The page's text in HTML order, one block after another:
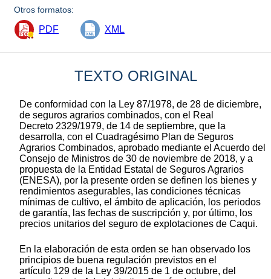
Otros formatos:
PDF XML
TEXTO ORIGINAL
De conformidad con la Ley 87/1978, de 28 de diciembre,
de seguros agrarios combinados, con el Real
Decreto 2329/1979, de 14 de septiembre, que la
desarrolla, con el Cuadragésimo Plan de Seguros
Agrarios Combinados, aprobado mediante el Acuerdo del
Consejo de Ministros de 30 de noviembre de 2018, y a
propuesta de la Entidad Estatal de Seguros Agrarios
(ENESA), por la presente orden se definen los bienes y
rendimientos asegurables, las condiciones técnicas
mínimas de cultivo, el ámbito de aplicación, los periodos
de garantía, las fechas de suscripción y, por último, los
precios unitarios del seguro de explotaciones de Caqui.
En la elaboración de esta orden se han observado los
principios de buena regulación previstos en el
artículo 129 de la Ley 39/2015 de 1 de octubre, del